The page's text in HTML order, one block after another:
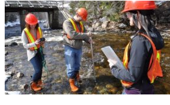
Когда
требуются
инженерно-
экологические
изыскания?